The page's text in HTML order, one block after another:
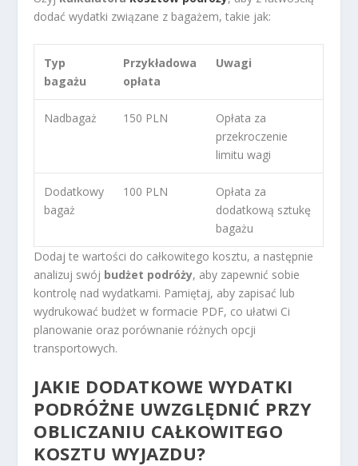
dodać wydatki związane z bagażem, takie jak:
Typ
bagażu
Przykładowa
opłata
Uwagi
Nadbagaż 150 PLN
Opłata za
przekroczenie
limitu wagi
Dodatkowy
bagaż
100 PLN
Opłata za
dodatkową sztukę
bagażu
Dodaj te wartości do całkowitego kosztu, a następnie
analizuj swój budżet podróży, aby zapewnić sobie
kontrolę nad wydatkami. Pamiętaj, aby zapisać lub
wydrukować budżet w formacie PDF, co ułatwi Ci
planowanie oraz porównanie różnych opcji
transportowych.
JAKIE DODATKOWE WYDATKI
PODRÓŻNE UWZGLĘDNIĆ PRZY
OBLICZANIU CAŁKOWITEGO
KOSZTU WYJAZDU?